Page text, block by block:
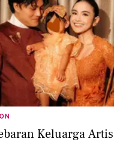
Keluarga Artis